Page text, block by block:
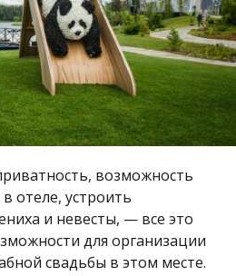
возможность
отеле, устроить
и невесты, — все это
для организации
свадьбы в этом месте.